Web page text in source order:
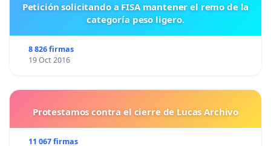
Petición solicitando a FISA mantener el remo de la
categoría peso ligero.
8 826 firmas
19 Oct 2016
Protestamos contra el cierre de Lucas Archivo
11 067 firmas